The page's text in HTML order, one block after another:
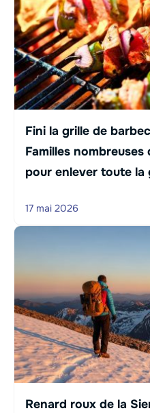
Fini la grille de
Familles
pour enlever toute
17 mai 2026
Renard roux de la